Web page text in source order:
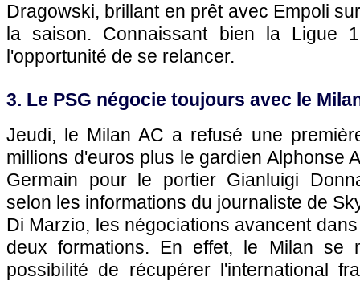
Dragowski, brillant en prêt avec Empoli
la saison. Connaissant bien la Ligue
l'opportunité de se relancer.
3. Le PSG négocie toujours avec le
Jeudi, le Milan AC a refusé une
millions d'euros plus le gardien Alphonse
Germain pour le portier Gianluigi
selon les informations du journaliste de
Di Marzio, les négociations avancent
deux formations. En effet, le Milan se
possibilité de récupérer l'international